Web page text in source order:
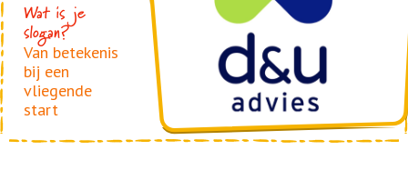
Wat is je
slogan?
Van betekenis
bij een
vliegende
start